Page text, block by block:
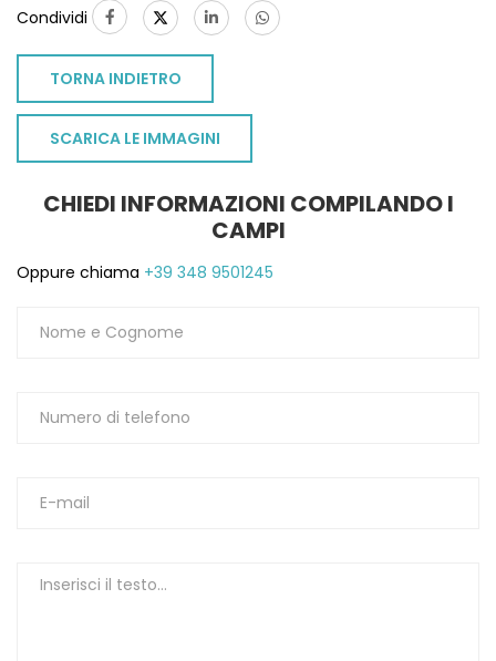
Condividi
TORNA INDIETRO
SCARICA LE IMMAGINI
CHIEDI INFORMAZIONI COMPILANDO I
CAMPI
Oppure chiama +39 348 9501245